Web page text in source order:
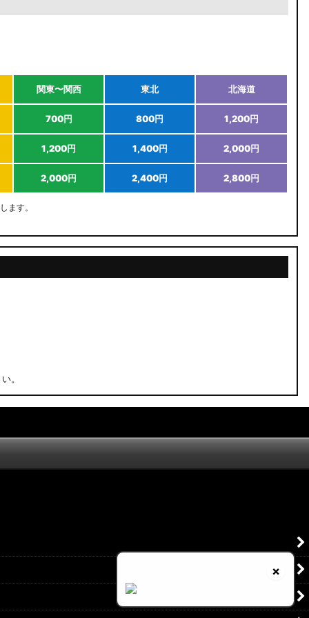
関東〜関西 東北 北海道
700円 800円 1,200円
1,200円 1,400円 2,000円
2,000円 2,400円 2,800円
ます。
。
×